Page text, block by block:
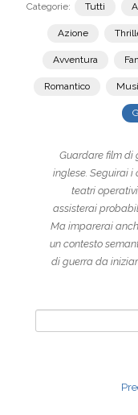
Categorie: Tutti
Azione
Avventura
Romantico
Guardare film di
inglese. Seguirai
teatri
assisterai
Ma imparerai
un contesto
di guerra da